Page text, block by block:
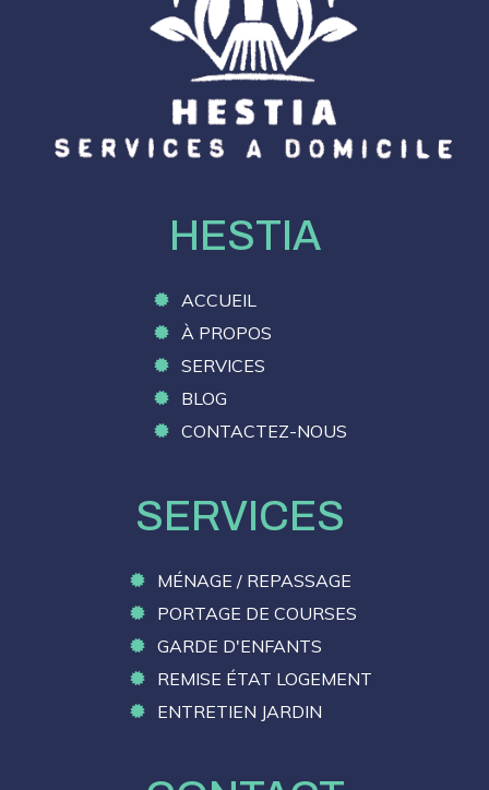
HESTIA
ACCUEIL
À PROPOS
SERVICES
BLOG
CONTACTEZ-NOUS
SERVICES
MÉNAGE / REPASSAGE
PORTAGE DE COURSES
GARDE D'ENFANTS
REMISE ÉTAT LOGEMENT
ENTRETIEN JARDIN